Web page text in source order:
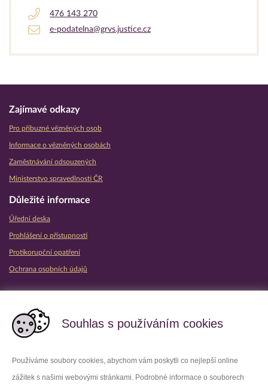
Souhlas s používáním cookies
Používáme soubory cookies, abychom vám poskytli co nejlepší online
zážitek s našimi webovými stránkami. Podrobné informace o souborech
476 143 270
e-podatelna@grvs.justice.cz
Zajímavé odkazy
Pro příbuzné vězněných osob
Informace o vězněných osobách
Zaměstnávání odsouzených
Ministerstvo spravedlnosti ČR
Důležité informace
Úřední deska
Prohlášení o přístupnosti
Protikorupční opatření
Ochrana osobních údajů